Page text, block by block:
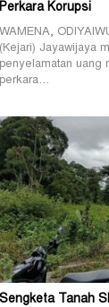
Perkara Korupsi
WAMENA,
(Kejari) Jayawijaya
penyelamatan uang
perkara…
Sengketa Tanah